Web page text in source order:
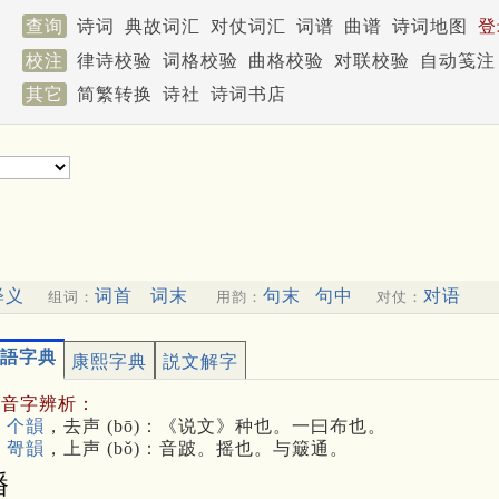
查询 诗词 典故词汇 对仗词汇 词谱 曲谱 诗词地图
校注
律诗校验 词格校验 曲格校验 对联校验
自动笺注
其它
简繁转换 诗社 诗词书店
义 组词： 词首 词末 用韵： 句末 句中 对仗： 对语
字典 康熙字典 説文解字
字辨析：
个韻 ，去声 (bō)：《说文》种也。一曰布也。
哿韻 ，上声 (bǒ)：音跛。摇也。与簸通。